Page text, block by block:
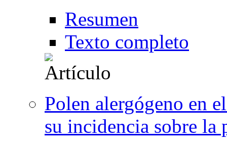
Resumen
Texto completo
Polen alergógeno en
su incidencia sobre la